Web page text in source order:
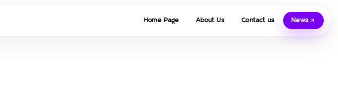
Home Page About Us Contact us News